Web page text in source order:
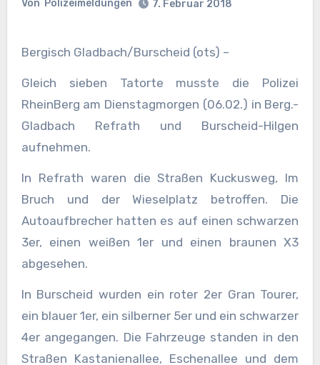
Von Polizeimeldungen 7. Februar 2018
Bergisch Gladbach/Burscheid (ots) –
Gleich sieben Tatorte musste die Polizei
RheinBerg am Dienstagmorgen (06.02.) in Berg.-
Gladbach Refrath und Burscheid-Hilgen
aufnehmen.
In Refrath waren die Straßen Kuckusweg, Im
Bruch und der Wieselplatz betroffen. Die
Autoaufbrecher hatten es auf einen schwarzen
3er, einen weißen 1er und einen braunen X3
abgesehen.
In Burscheid wurden ein roter 2er Gran Tourer,
ein blauer 1er, ein silberner 5er und ein schwarzer
4er angegangen. Die Fahrzeuge standen in den
Straßen Kastanienallee, Eschenallee und dem